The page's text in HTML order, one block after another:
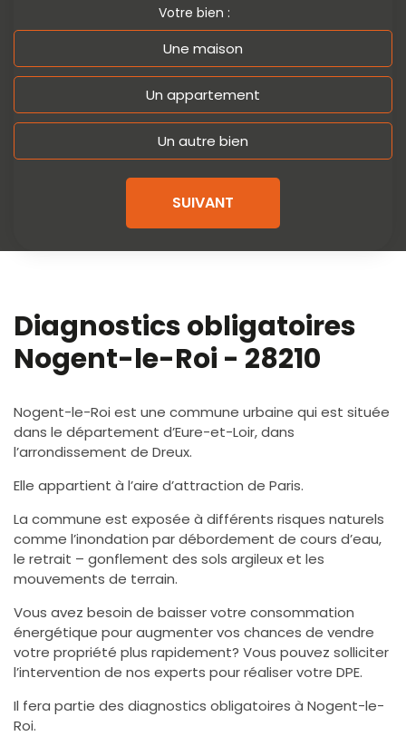
Votre bien :
Une maison
Un appartement
Un autre bien
SUIVANT
Diagnostics obligatoires
Nogent-le-Roi - 28210
Nogent-le-Roi est une commune urbaine qui est située
dans le département d’Eure-et-Loir, dans
l’arrondissement de Dreux.
Elle appartient à l’aire d’attraction de Paris.
La commune est exposée à différents risques naturels
comme l’inondation par débordement de cours d’eau,
le retrait – gonflement des sols argileux et les
mouvements de terrain.
Vous avez besoin de baisser votre consommation
énergétique pour augmenter vos chances de vendre
votre propriété plus rapidement? Vous pouvez solliciter
l’intervention de nos experts pour réaliser votre DPE.
Il fera partie des diagnostics obligatoires à Nogent-le-
Roi.